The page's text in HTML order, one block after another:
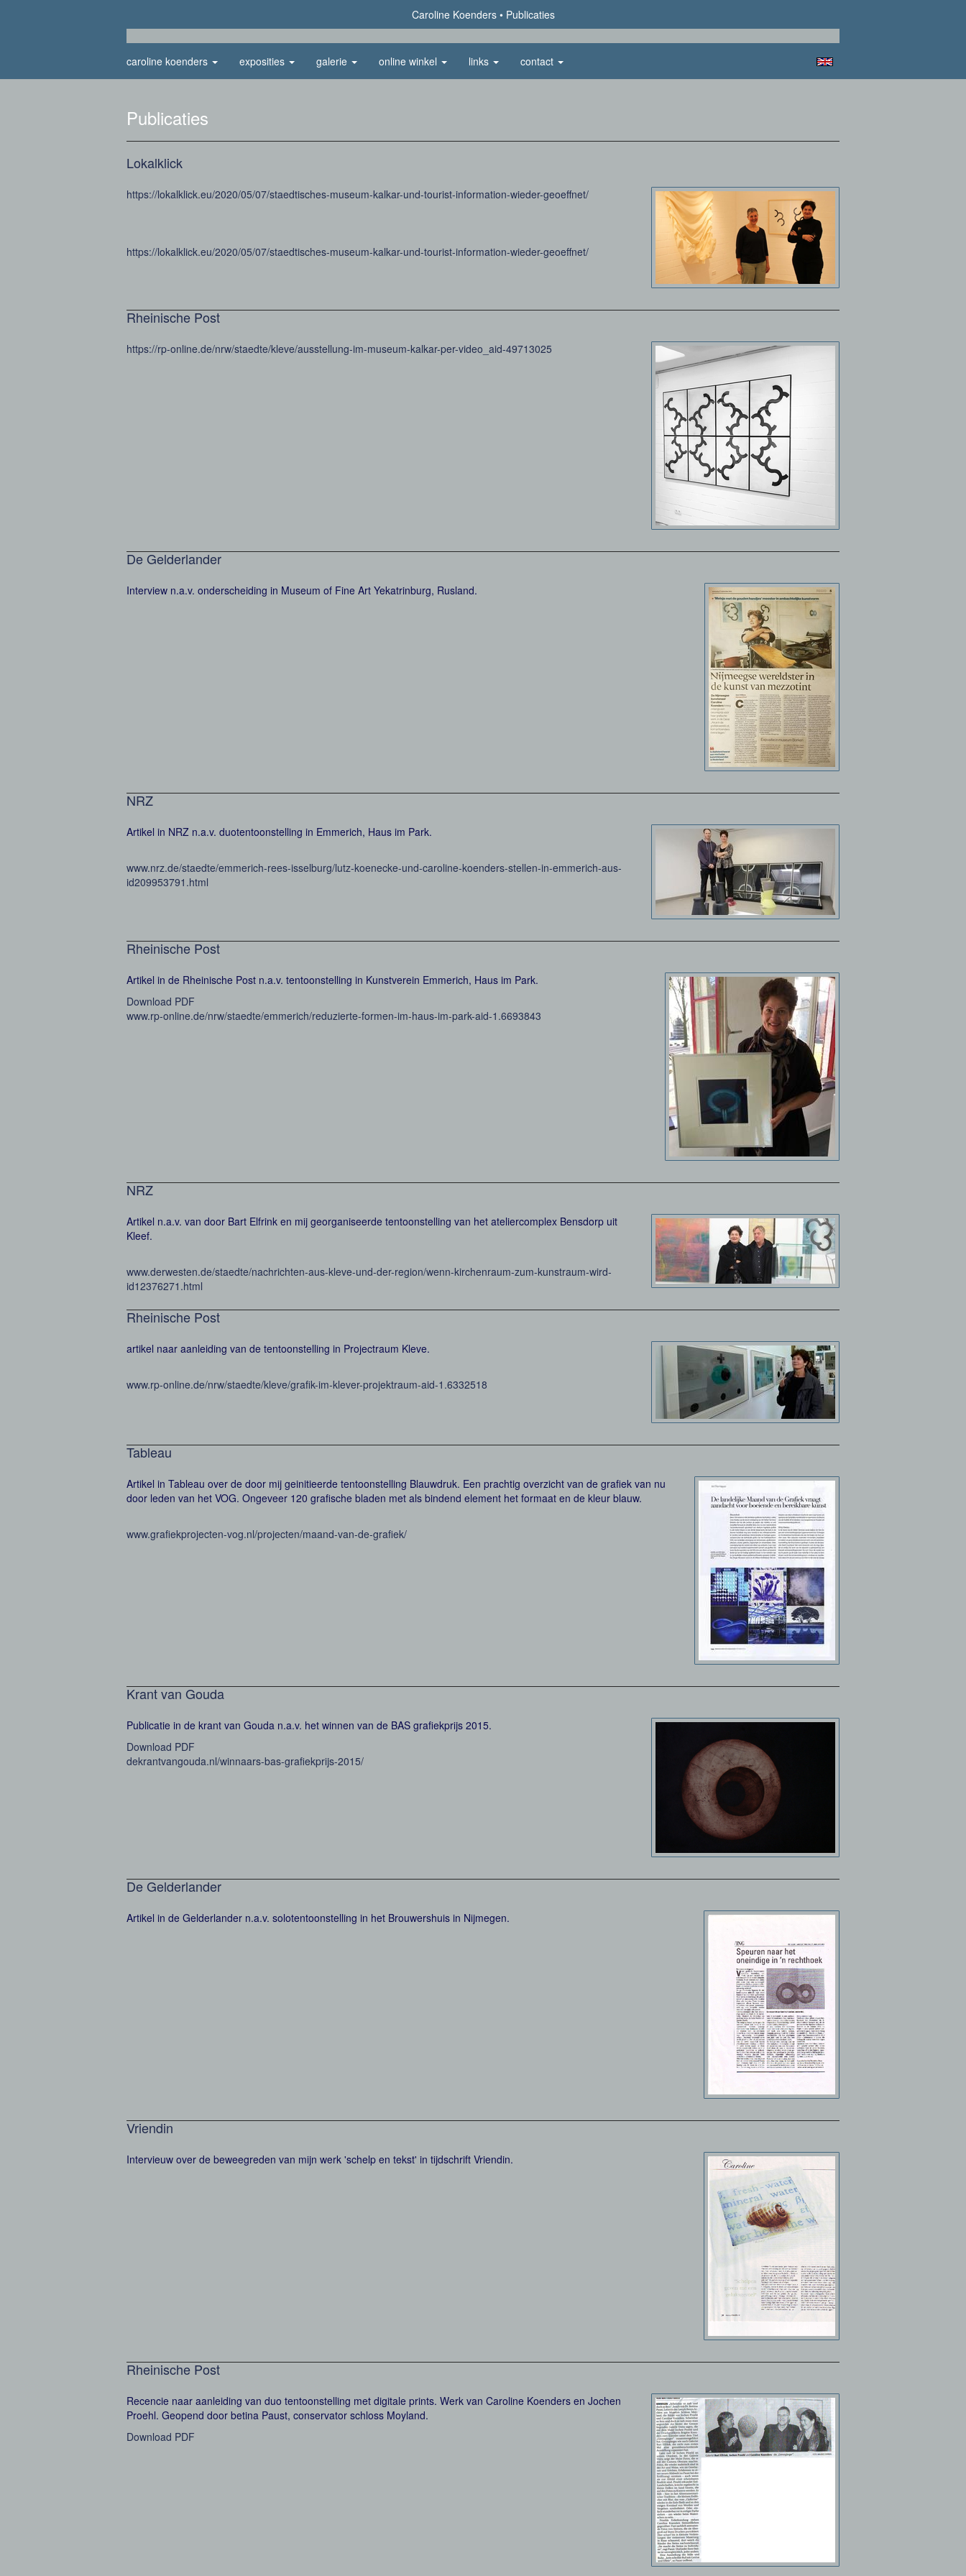
Caroline Koenders Publicaties
caroline koenders exposities galerie online winkel links contact
Publicaties
Lokalklick
https://lokalklick.eu/2020/05/07/staedtisches-museum-kalkar-und-tourist-information-wieder-geoeffnet/
https://lokalklick.eu/2020/05/07/staedtisches-museum-kalkar-und-tourist-information-wieder-geoeffnet/
Rheinische Post
https://rp-online.de/nrw/staedte/kleve/ausstellung-im-museum-kalkar-per-video_aid-49713025
De Gelderlander
Interview n.a.v. onderscheiding in Museum of Fine Art Yekatrinburg, Rusland.
NRZ
Artikel in NRZ n.a.v. duotentoonstelling in Emmerich, Haus im Park.
www.nrz.de/staedte/emmerich-rees-isselburg/lutz-koenecke-und-caroline-koenders-stellen-in-emmerich-aus-
id209953791.html
Rheinische Post
Artikel in de Rheinische Post n.a.v. tentoonstelling in Kunstverein Emmerich, Haus im Park.
Download PDF
www.rp-online.de/nrw/staedte/emmerich/reduzierte-formen-im-haus-im-park-aid-1.6693843
NRZ
Artikel n.a.v. van door Bart Elfrink en mij georganiseerde tentoonstelling van het ateliercomplex Bensdorp uit
Kleef.
www.derwesten.de/staedte/nachrichten-aus-kleve-und-der-region/wenn-kirchenraum-zum-kunstraum-wird-
id12376271.html
Rheinische Post
artikel naar aanleiding van de tentoonstelling in Projectraum Kleve.
www.rp-online.de/nrw/staedte/kleve/grafik-im-klever-projektraum-aid-1.6332518
Tableau
Artikel in Tableau over de door mij geinitieerde tentoonstelling Blauwdruk. Een prachtig overzicht van de grafiek van nu
door leden van het VOG. Ongeveer 120 grafische bladen met als bindend element het formaat en de kleur blauw.
www.grafiekprojecten-vog.nl/projecten/maand-van-de-grafiek/
Krant van Gouda
Publicatie in de krant van Gouda n.a.v. het winnen van de BAS grafiekprijs 2015.
Download PDF
dekrantvangouda.nl/winnaars-bas-grafiekprijs-2015/
De Gelderlander
Artikel in de Gelderlander n.a.v. solotentoonstelling in het Brouwershuis in Nijmegen.
Vriendin
Intervieuw over de beweegreden van mijn werk 'schelp en tekst' in tijdschrift Vriendin.
Rheinische Post
Recencie naar aanleiding van duo tentoonstelling met digitale prints. Werk van Caroline Koenders en Jochen
Proehl. Geopend door betina Paust, conservator schloss Moyland.
Download PDF